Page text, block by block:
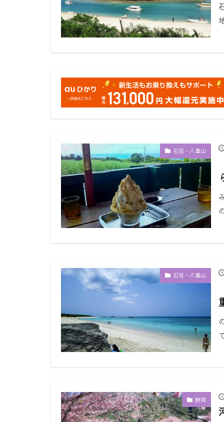
石垣・八重山
石垣・八重山
静岡